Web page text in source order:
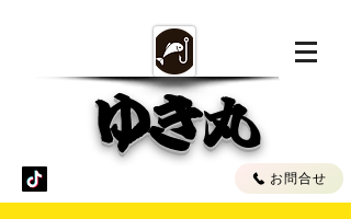
ゆき丸
お問合せ